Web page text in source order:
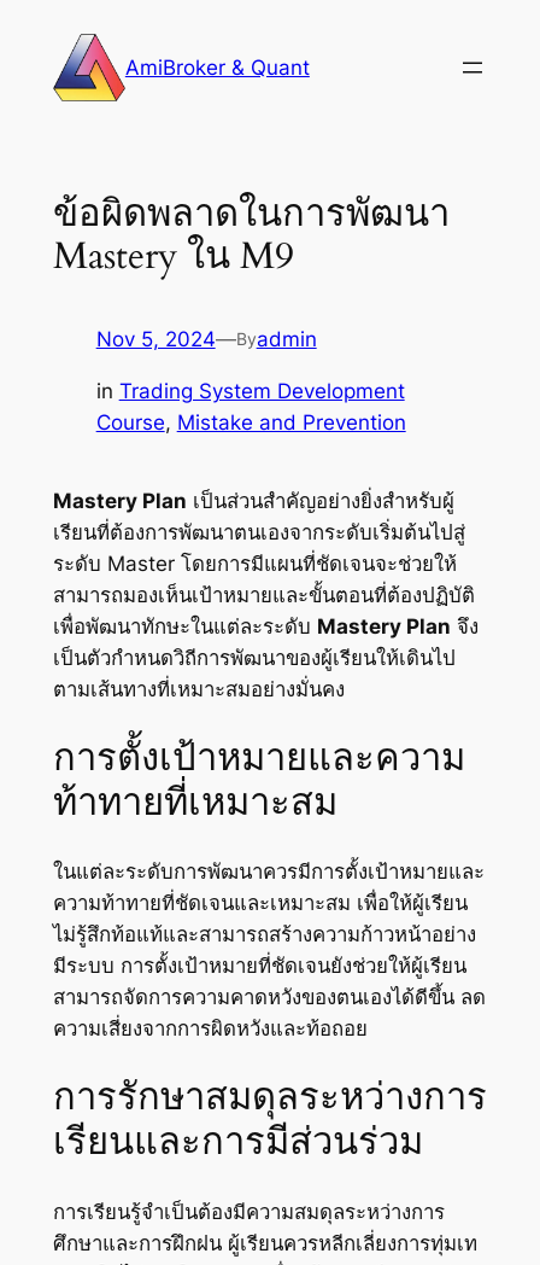
content
AmiBroker & Quant
ข้อผิดพลาดในการพัฒนา
Mastery ใน M9
Nov 5, 2024—Byadmin
in Trading System Development
Course, Mistake and Prevention
Mastery Plan เป็นส่วนสำคัญอย่างยิ่งสำหรับผู้
เรียนที่ต้องการพัฒนาตนเองจากระดับเริ่มต้นไปสู่
ระดับ Master โดยการมีแผนที่ชัดเจนจะช่วยให้
สามารถมองเห็นเป้าหมายและขั้นตอนที่ต้องปฏิบัติ
เพื่อพัฒนาทักษะในแต่ละระดับ Mastery Plan จึง
เป็นตัวกำหนดวิถีการพัฒนาของผู้เรียนให้เดินไป
ตามเส้นทางที่เหมาะสมอย่างมั่นคง
การตั้งเป้าหมายและความ
ท้าทายที่เหมาะสม
ในแต่ละระดับการพัฒนาควรมีการตั้งเป้าหมายและ
ความท้าทายที่ชัดเจนและเหมาะสม เพื่อให้ผู้เรียน
ไม่รู้สึกท้อแท้และสามารถสร้างความก้าวหน้าอย่าง
มีระบบ การตั้งเป้าหมายที่ชัดเจนยังช่วยให้ผู้เรียน
สามารถจัดการความคาดหวังของตนเองได้ดีขึ้น ลด
ความเสี่ยงจากการผิดหวังและท้อถอย
การรักษาสมดุลระหว่างการ
เรียนและการมีส่วนร่วม
การเรียนรู้จำเป็นต้องมีความสมดุลระหว่างการ
ศึกษาและการฝึกฝน ผู้เรียนควรหลีกเลี่ยงการทุ่มเท